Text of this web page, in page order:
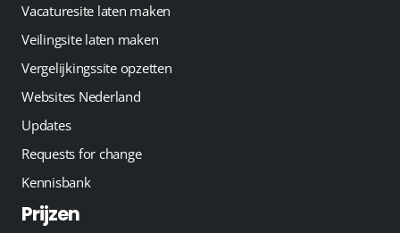
Vacaturesite laten maken
Veilingsite laten maken
Vergelijkingssite opzetten
Websites Nederland
Updates
Requests for change
Kennisbank
Prijzen